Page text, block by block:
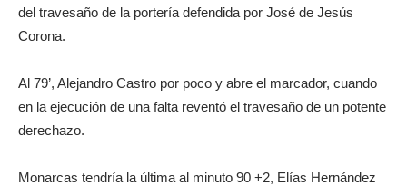
del travesaño de la portería defendida por José de Jesús
Corona.
Al 79’, Alejandro Castro por poco y abre el marcador, cuando
en la ejecución de una falta reventó el travesaño de un potente
derechazo.
Monarcas tendría la última al minuto 90 +2, Elías Hernández